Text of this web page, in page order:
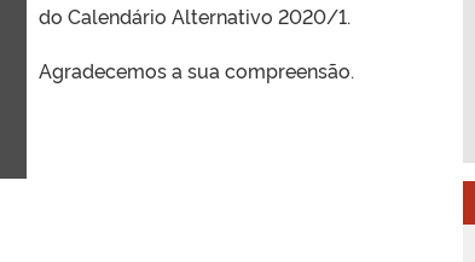
do Calendário Alternativo 2020/1.
Agradecemos a sua compreensão.